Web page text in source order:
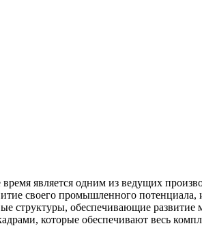
является одним из ведущих
своего промышленного
структуры, обеспечивающие
которые обеспечивают весь